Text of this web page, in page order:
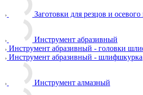
Заготовки для резцов и
Инструмент абразивный
Инструмент абразивный - головки
Инструмент абразивный - шлифшкурка
Инструмент алмазный